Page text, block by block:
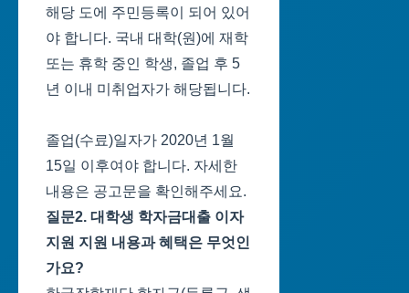
해당 도에 주민등록이 되어 있어
야 합니다. 국내 대학(원)에 재학
또는 휴학 중인 학생, 졸업 후 5
년 이내 미취업자가 해당됩니다.
졸업(수료)일자가 2020년 1월
15일 이후여야 합니다. 자세한
내용은 공고문을 확인해주세요.
질문2. 대학생 학자금대출 이자
지원 지원 내용과 혜택은 무엇인
가요?